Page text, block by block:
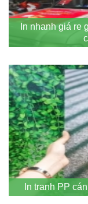
In nhanh giá
In tranh PP